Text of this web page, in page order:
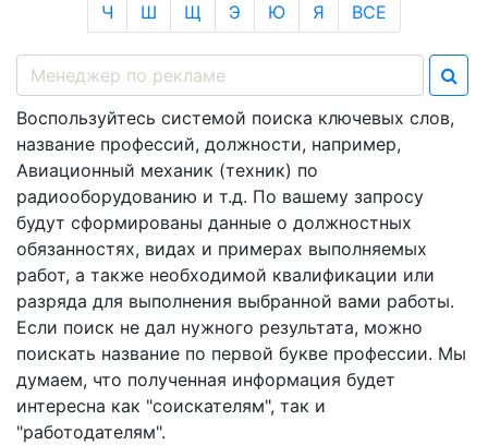
Ч Ш Щ Э Ю Я ВСЕ
Воспользуйтесь системой поиска ключевых слов,
название профессий, должности, например,
Авиационный механик (техник) по
радиооборудованию и т.д. По вашему запросу
будут сформированы данные о должностных
обязанностях, видах и примерах выполняемых
работ, а также необходимой квалификации или
разряда для выполнения выбранной вами работы.
Если поиск не дал нужного результата, можно
поискать название по первой букве профессии. Мы
думаем, что полученная информация будет
интересна как "соискателям", так и
"работодателям".